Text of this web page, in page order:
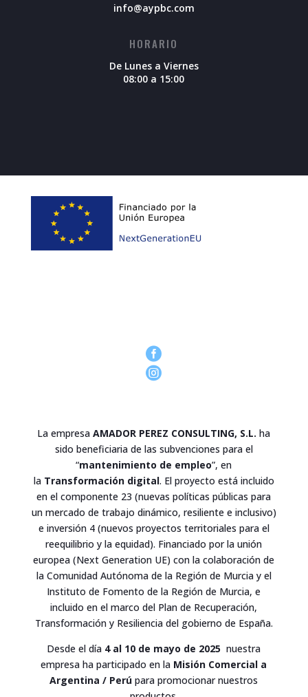
info@aypbc.com
HORARIO
De Lunes a Viernes
08:00 a 15:00


La empresaAMADOR PEREZ CONSULTING, S.L. ha
sido beneficiaria de las subvenciones para el
“mantenimiento de empleo”, en
la Transformación digital. El proyecto está incluido
en el componente 23 (nuevas políticas públicas para
un mercado de trabajo dinámico, resiliente e inclusivo)
e inversión 4 (nuevos proyectos territoriales para el
reequilibrio y la equidad). Financiado por la unión
europea (Next Generation UE) con la colaboración de
la Comunidad Autónoma de la Región de Murcia y el
Instituto de Fomento de la Región de Murcia, e
incluido en el marco del Plan de Recuperación,
Transformación y Resiliencia del gobierno de España.
Desde el día 4 al 10 de mayo de 2025 nuestra
empresa ha participado en la Misión Comercial a
Argentina / Perúpara promocionar nuestros